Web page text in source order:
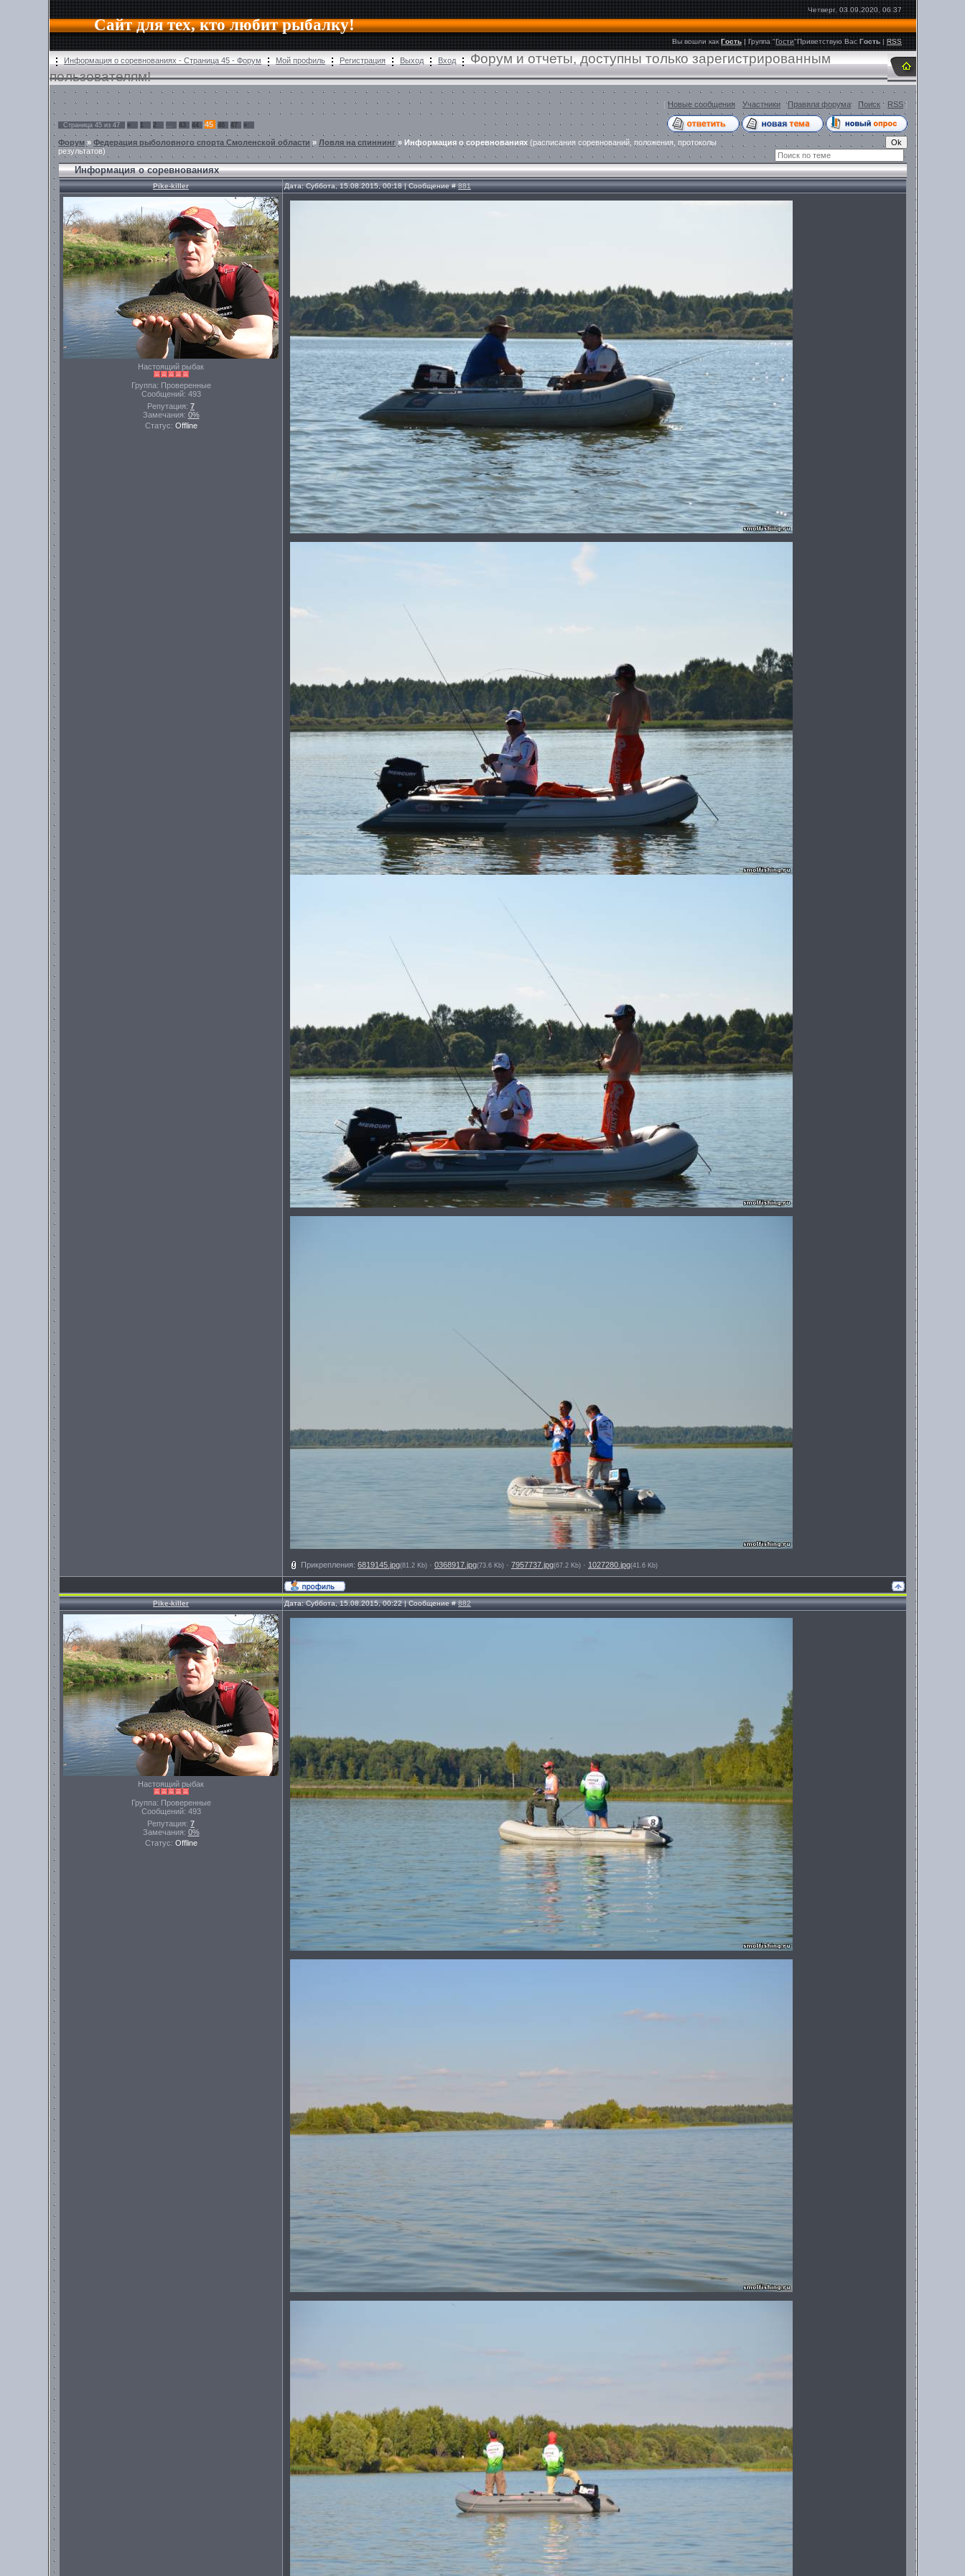
Сайт для тех, кто любит рыбалку!
Четверг, 03.09.2020, 06:37
Вы вошли как Гость|Группа"Гости"Приветствую Вас Гость |RSS
Информация о соревнованиях - Страница 45 - Форум Мой профиль Регистрация Выход Вход
Форум и отчеты, доступны только зарегистрированным
пользователям!
[ Новые сообщения Участники ·Правила форума· Поиск · RSS]
Страница 45 из 47 « 1 2 … 43 44 45 46 47 »
Форум » Федерация рыболовного спорта Смоленской области » Ловля на спиннинг » Информация о соревнованиях (расписания соревнований, положения, протоколы
результатов)
Информация о соревнованиях
Pike-killer Дата: Суббота, 15.08.2015, 00:18 | Сообщение #881
Настоящий рыбак
Группа: Проверенные
Сообщений: 493
Репутация: 7
Замечания: 0%
Статус: Offline
Прикрепления: 6819145.jpg(81.2 Kb) · 0368917.jpg(73.6 Kb) · 7957737.jpg(67.2 Kb) · 1027280.jpg(41.6 Kb)
Pike-killer Дата: Суббота, 15.08.2015, 00:22 | Сообщение #882
Настоящий рыбак
Группа: Проверенные
Сообщений: 493
Репутация: 7
Замечания: 0%
Статус: Offline